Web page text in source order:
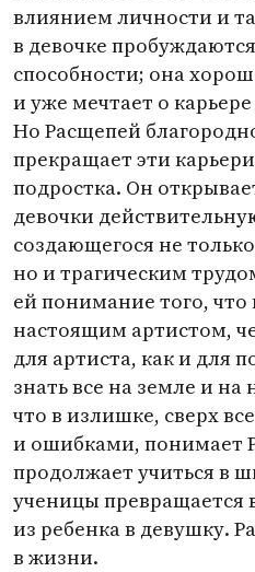
влиянием личности и
в девочке
способности; она
и уже мечтает о
Но Расщепей
прекращает эти
подростка. Он
девочки
создающегося не
но и трагическим
ей понимание того,
настоящим артистом,
для артиста, как и для
знать все на земле и
что в излишке, сверх
и ошибками, понимает
продолжает учиться в
ученицы превращается
из ребенка в девушку.
в жизни.